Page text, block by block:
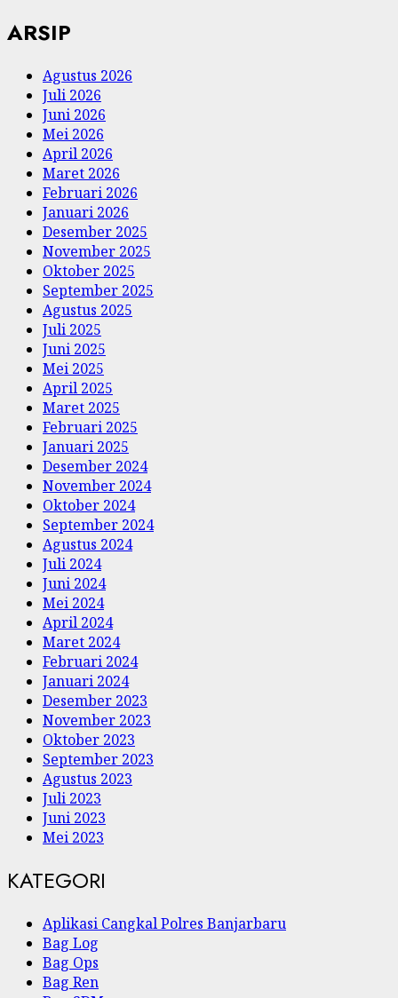
ARSIP
Agustus 2026
Juli 2026
Juni 2026
Mei 2026
April 2026
Maret 2026
Februari 2026
Januari 2026
Desember 2025
November 2025
Oktober 2025
September 2025
Agustus 2025
Juli 2025
Juni 2025
Mei 2025
April 2025
Maret 2025
Februari 2025
Januari 2025
Desember 2024
November 2024
Oktober 2024
September 2024
Agustus 2024
Juli 2024
Juni 2024
Mei 2024
April 2024
Maret 2024
Februari 2024
Januari 2024
Desember 2023
November 2023
Oktober 2023
September 2023
Agustus 2023
Juli 2023
Juni 2023
Mei 2023
KATEGORI
Aplikasi Cangkal Polres Banjarbaru
Bag Log
Bag Ops
Bag Ren